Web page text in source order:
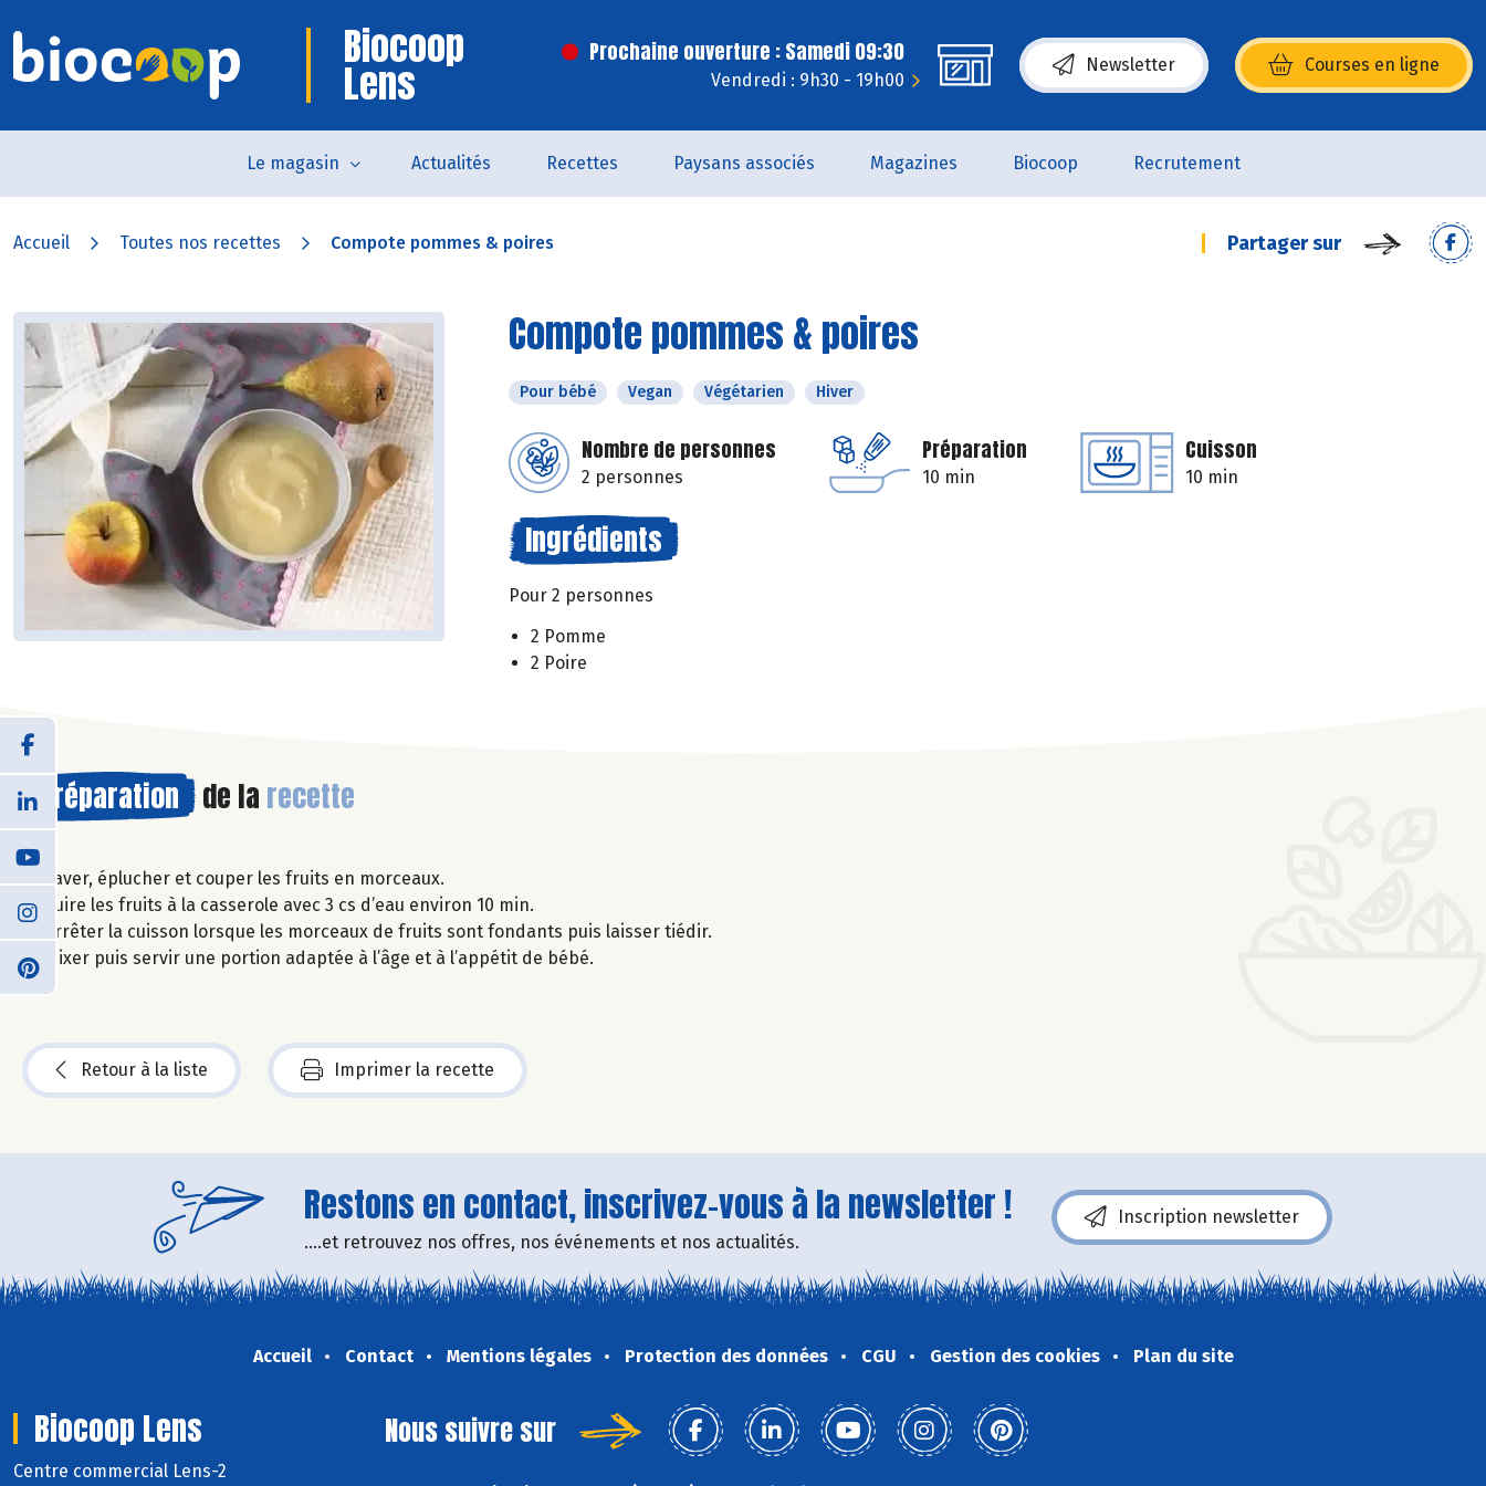
Biocoop
Lens
Prochaine ouverture : Samedi 09:30
Vendredi : 9h30 - 19h00
Newsletter Courses en ligne
(s’ouvre dans une nouvelle fenêtre)
Le magasin Actualités Recettes Paysans associés Magazines Biocoop Recrutement
Accueil Toutes nos recettes Compote pommes & poires Partager sur
Compote pommes & poires
Pour bébé Vegan Végétarien Hiver
Nombre de personnes
2 personnes
Préparation
10 min
Cuisson
10 min
Ingrédients
Pour 2 personnes
2 Pomme
2 Poire
Préparation de la recette
Laver, éplucher et couper les fruits en morceaux.
Cuire les fruits à la casserole avec 3 cs d’eau environ 10 min.
Arrêter la cuisson lorsque les morceaux de fruits sont fondants puis laisser tiédir.
Mixer puis servir une portion adaptée à l’âge et à l’appétit de bébé.
Retour à la liste Imprimer la recette
Restons en contact, inscrivez-vous à la newsletter !
....et retrouvez nos offres, nos événements et nos actualités.
Inscription newsletter
Accueil Contact Mentions légales Protection des données CGU Gestion des cookies Plan du site
Biocoop Lens
Centre commercial Lens-2
Nous suivre sur